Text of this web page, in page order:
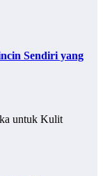
Sendiri yang